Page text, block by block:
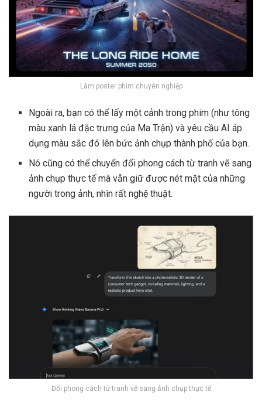
Làm poster phim chuyên nghiệp
Ngoài ra, bạn có thể lấy một cảnh trong phim (như tông
màu xanh lá đặc trưng của Ma Trận) và yêu cầu AI áp
dụng màu sắc đó lên bức ảnh chụp thành phố của bạn.
Nó cũng có thể chuyển đổi phong cách từ tranh vẽ sang
ảnh chụp thực tế mà vẫn giữ được nét mặt của những
người trong ảnh, nhìn rất nghệ thuật.
Đổi phong cách từ tranh vẽ sang ảnh chụp thực tế